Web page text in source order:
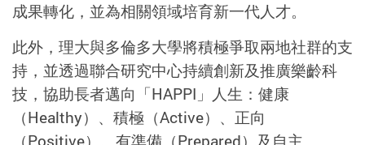
成果轉化，並為相關領域培育新一代人才。
此外，理大與多倫多大學將積極爭取兩地社群的支
持，並透過聯合研究中心持續創新及推廣樂齡科
技，協助長者邁向「HAPPI」人生：健康
（Healthy）、積極（Active）、正向